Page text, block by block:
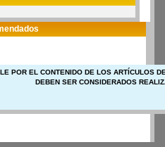
POR EL CONTENIDO DE LOS ARTÍCULOS
DEBEN SER CONSIDERADOS